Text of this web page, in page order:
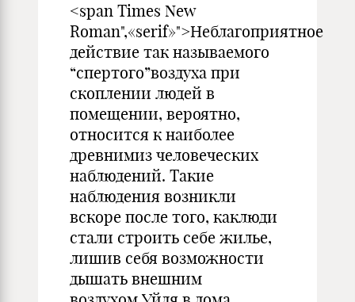
<span Times New
Roman",«serif»">Неблагоприятное
действие так называемого
“спертого”воздуха при
скоплении людей в
помещении, вероятно,
относится к наиболее
древнимиз человеческих
наблюдений. Такие
наблюдения возникли
вскоре после того, каклюди
стали строить себе жилье,
лишив себя возможности
дышать внешним